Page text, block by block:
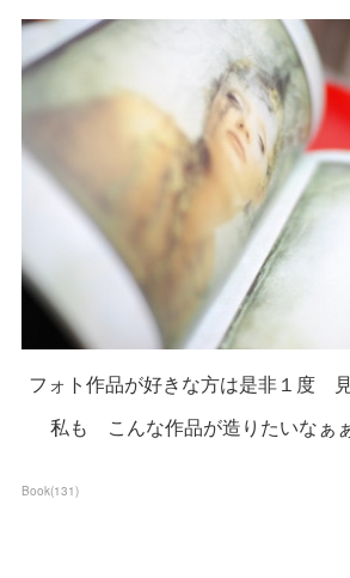
フォト作品が好きな方は是非１度
私も こんな作品が造りたいなぁ
Book(131)